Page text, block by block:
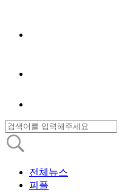
전체뉴스
피플